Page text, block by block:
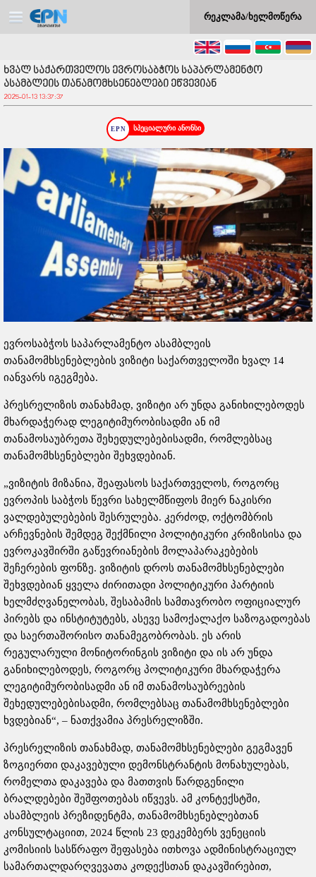
რეკლამა/ხელმოწერა
ხვალ საქართველოს ევროსაბჭოს საპარლამენტო
ასამბლეის თანამომხსენებლები ეწვევიან
2025-01-13 13:37:37
სპეციალური ანონსი
ევროსაბჭოს საპარლამენტო ასამბლეის
თანამომხსენებლების ვიზიტი საქართველოში ხვალ 14
იანვარს იგეგმება.
პრესრელიზის თანახმად, ვიზიტი არ უნდა განიხილებოდეს
მხარდაჭერად ლეგიტიმურობისადმი ან იმ
თანამოსაუბრეთა შეხედულებებისადმი, რომლებსაც
თანამომხსენებლები შეხვდებიან.
„ვიზიტის მიზანია, შეაფასოს საქართველოს, როგორც
ევროპის საბჭოს წევრი სახელმწიფოს მიერ ნაკისრი
ვალდებულებების შესრულება. კერძოდ, ოქტომბრის
არჩევნების შემდეგ შექმნილი პოლიტიკური კრიზისისა და
ევროკავშირში გაწევრიანების მოლაპარაკებების
შეჩერების ფონზე. ვიზიტის დროს თანამომხსენებლები
შეხვდებიან ყველა ძირითადი პოლიტიკური პარტიის
ხელმძღვანელობას, შესაბამის სამთავრობო ოფიციალურ
პირებს და ინსტიტუტებს, ასევე სამოქალაქო საზოგადოებას
და საერთაშორისო თანამეგობრობას. ეს არის
რეგულარული მონიტორინგის ვიზიტი და ის არ უნდა
განიხილებოდეს, როგორც პოლიტიკური მხარდაჭერა
ლეგიტიმურობისადმი ან იმ თანამოსაუბრეების
შეხედულებებისადმი, რომლებსაც თანამომხსენებლები
ხვდებიან“, – ნათქვამია პრესრელიზში.
პრესრელიზის თანახმად, თანამომხსენებლები გეგმავენ
ზოგიერთი დაკავებული დემონსტრანტის მონახულებას,
რომელთა დაკავება და მათთვის წარდგენილი
ბრალდებები შეშფოთებას იწვევს. ამ კონტექსტში,
ასამბლეის პრეზიდენტმა, თანამომხსენებლებთან
კონსულტაციით, 2024 წლის 23 დეკემბერს ვენეციის
კომისიის სასწრაფო შეფასება ითხოვა ადმინისტრაციულ
სამართალდარღვევათა კოდექსთან დაკავშირებით,